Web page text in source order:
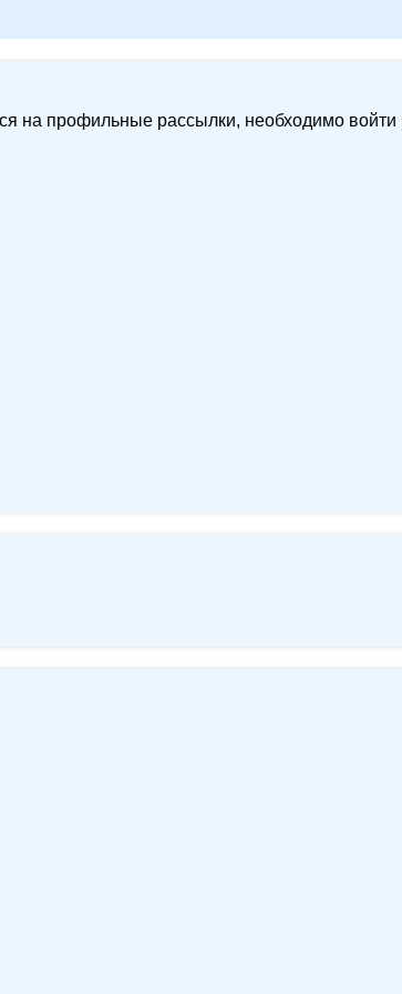
на профильные рассылки, необходимо войти